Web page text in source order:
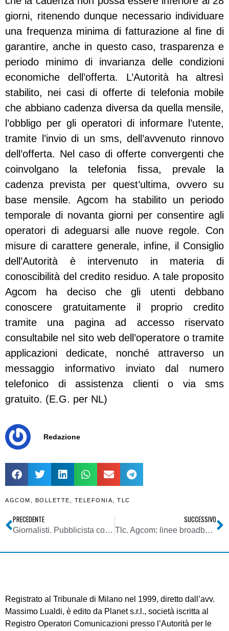
giorni, ritenendo dunque necessario individuare
una frequenza minima di fatturazione al fine di
garantire, anche in questo caso, trasparenza e
periodo minimo di invarianza delle condizioni
economiche dell’offerta. L’Autorità ha altresì
stabilito, nei casi di offerte di telefonia mobile
che abbiano cadenza diversa da quella mensile,
l’obbligo per gli operatori di informare l’utente,
tramite l’invio di un sms, dell’avvenuto rinnovo
dell’offerta. Nel caso di offerte convergenti che
coinvolgano la telefonia fissa, prevale la
cadenza prevista per quest’ultima, ovvero su
base mensile. Agcom ha stabilito un periodo
temporale di novanta giorni per consentire agli
operatori di adeguarsi alle nuove regole. Con
misure di carattere generale, infine, il Consiglio
dell’Autorità è intervenuto in materia di
conoscibilità del credito residuo. A tale proposito
Agcom ha deciso che gli utenti debbano
conoscere gratuitamente il proprio credito
tramite una pagina ad accesso riservato
consultabile nel sito web dell’operatore o tramite
applicazioni dedicate, nonché attraverso un
messaggio informativo inviato dal numero
telefonico di assistenza clienti o via sms
gratuito. (E.G. per NL)
Redazione
AGCOM BOLLETTE TELEFONIA TLC
PRECEDENTE
Giornalisti. Pubblicista costretto a rivelare in aula la fonte delle sue notizie. Odg: violazione decisione Corte europea diritti uomo
SUCCESSIVO
Tlc. Agcom: linee broadband rete fissa superano 50%. Cambia modello business
Registrato al Tribunale di Milano nel 1999, diretto dall’avv.
Massimo Lualdi, è edito da Planet s.r.l., società iscritta al
Registro Operatori Comunicazioni presso l’Autorità per le